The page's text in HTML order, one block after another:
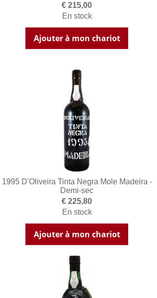
€ 215,00
En stock
Ajouter à mon chariot
1995 D'Oliveira Tinta Negra Mole Madeira -
Demi-sec
€ 225,80
En stock
Ajouter à mon chariot